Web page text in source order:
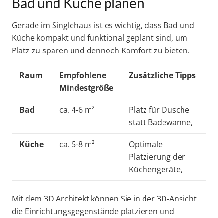
Gerade im Singlehaus ist es wichtig, dass Bad und
Küche kompakt und funktional geplant sind, um
Platz zu sparen und dennoch Komfort zu bieten.
Raum
Empfohlene
Mindestgröße
Zusätzliche Tipps
Bad ca. 4-6 m²
Platz für Dusche
statt Badewanne,
Küche ca. 5-8 m²
Optimale
Platzierung der
Küchengeräte,
Mit dem 3D Architekt können Sie in der 3D-Ansicht
die Einrichtungsgegenstände platzieren und